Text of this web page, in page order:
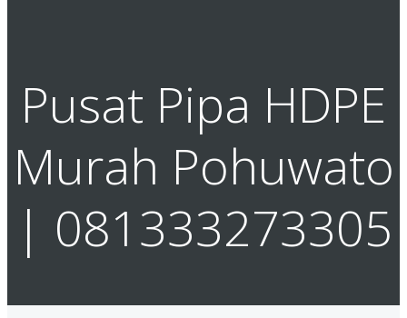
Pusat Pipa HDPE
Murah Pohuwato
| 081333273305